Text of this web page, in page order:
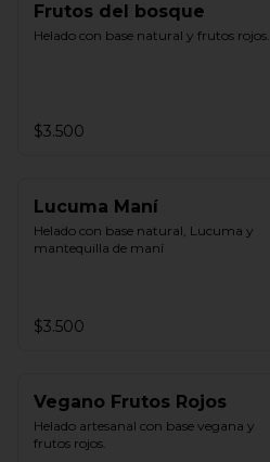
Frutos del bosque
Helado con base natural y frutos rojos.
$3.500
Lucuma Maní
Helado con base natural, Lucuma y
mantequilla de maní
$3.500
Vegano Frutos Rojos
Helado artesanal con base vegana y
frutos rojos.